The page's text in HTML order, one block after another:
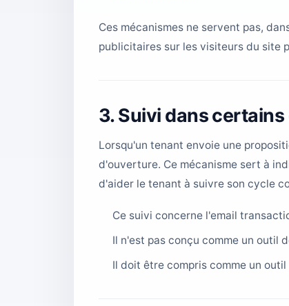
Ces mécanismes ne servent pas,
publicitaires sur les visiteurs du site
3. Suivi dans
Lorsqu'un tenant envoie une
d'ouverture. Ce mécanisme sert à
d'aider le tenant à suivre son cycle
Ce suivi concerne l'email
Il n'est pas conçu comme un outil
Il doit être compris comme un